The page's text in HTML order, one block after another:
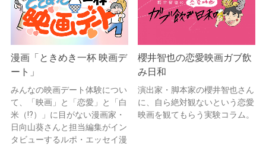
漫画「ときめき一杯 映画デ
ート」
みんなの映画デート体験につい
て、「映画」と「恋愛」と「白
米（!?）」に目がない漫画家・
日向山葵さんと担当編集がイン
タビューするルポ・エッセイ漫
櫻井智也の恋愛映画ガブ飲
み日和
演出家・脚本家の櫻井智也さん
に、自ら絶対観ないという恋愛
映画を観てもらう実験コラム。